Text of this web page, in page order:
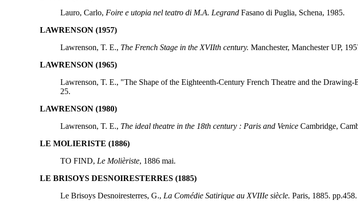
Lauro, Carlo, Foire e utopia nel teatro di M.A. LegrandFasano di Puglia, Schena, 1985.
LAWRENSON (1957)
Lawrenson, T. E., The French Stage in the XVIIth century. Manchester, Manchester UP,
LAWRENSON (1965)
Lawrenson, T. E., "The Shape of the Eighteenth-Century French Theatre and the Drawing-
25.
LAWRENSON (1980)
Lawrenson, T. E., The ideal theatre in the 18th century : Paris and VeniceCambridge,
LE MOLIERISTE (1886)
TO FIND, Le Molièriste, 1886 mai.
LE BRISOYS DESNOIRESTERRES (1885)
Le Brisoys Desnoiresterres, G., La Comédie Satirique au XVIIIe siècle. Paris, 1885. pp.458.